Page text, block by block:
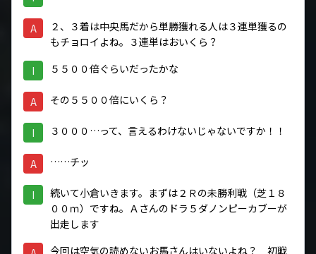
A
２、３着は中央馬だから単勝獲れる人は３連単獲るの
もチョロイよね。３連単はおいくら？
I ５５００倍ぐらいだったかな
A その５５００倍にいくら？
I ３０００…って、言えるわけないじゃないですか！！
A ……チッ
I
続いて小倉いきます。まずは２Ｒの未勝利戦（芝１８
００ｍ）ですね。Ａさんのドラ５ダノンピーカブーが
出走します
今回は空気の読めないお馬さんはいないよね？ 初戦